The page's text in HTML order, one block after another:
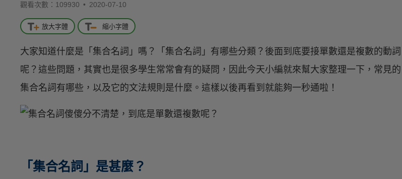
觀看次數：109930 • 2020-07-10
放大字體 縮小字體
大家知道什麼是「集合名詞」嗎？「集合名詞」有哪些分類？後面到底要接單數還是複數的動詞
呢？這些問題，其實也是很多學生常常會有的疑問，因此今天小編就來幫大家整理一下，常見的
集合名詞有哪些，以及它的文法規則是什麼。這樣以後再看到就能夠一秒通啦！
「集合名詞」是甚麼？